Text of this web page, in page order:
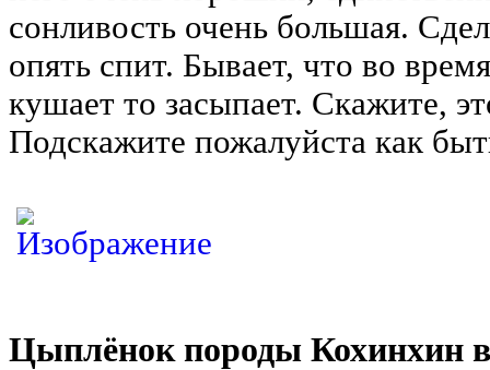
сонливость очень большая.
опять спит. Бывает, что во
кушает то засыпает. Скажите,
Подскажите пожалуйста как
Цыплёнок породы Кохинхин